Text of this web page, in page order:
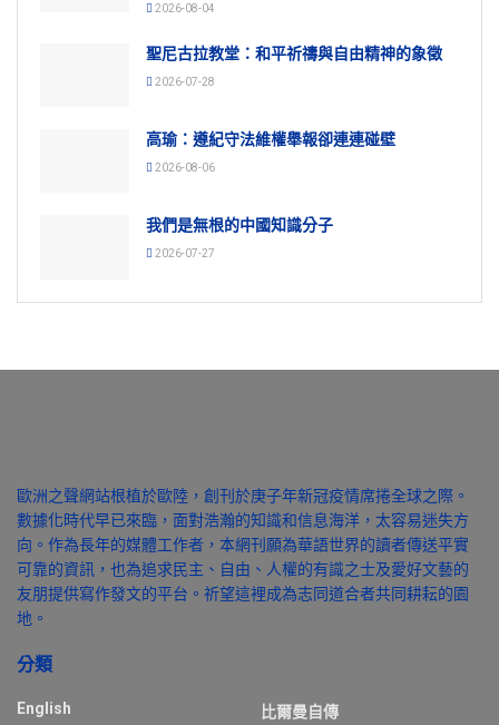
2026-08-04
聖尼古拉教堂：和平祈禱與自由精神的象徵
2026-07-28
高瑜：遵紀守法維權舉報卻連連碰壁
2026-08-06
我們是無根的中國知識分子
2026-07-27
歐洲之聲網站根植於歐陸，創刊於庚子年新冠疫情席捲全球之際。
數據化時代早已來臨，面對浩瀚的知識和信息海洋，太容易迷失方
向。作為長年的媒體工作者，本網刊願為華語世界的讀者傳送平實
可靠的資訊，也為追求民主、自由、人權的有識之士及愛好文藝的
友朋提供寫作發文的平台。祈望這裡成為志同道合者共同耕耘的園
地。
分類
English
比爾曼自傳